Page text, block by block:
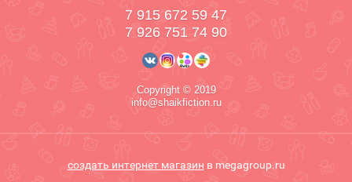
7 915 672 59 47
7 926 751 74 90
Copyright © 2019
info@shaikfiction.ru
создать интернет магазин в megagroup.ru